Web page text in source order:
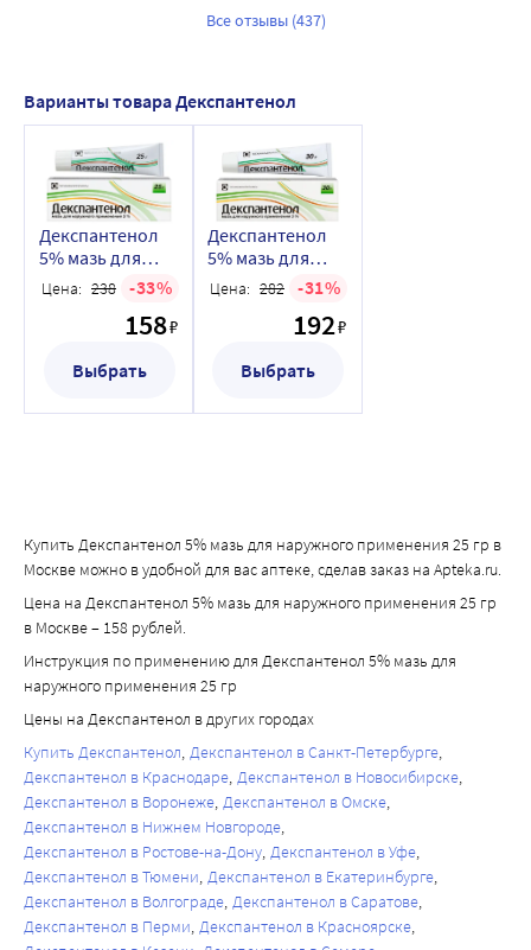
Все отзывы (437)
Варианты товара Декспантенол
Декспантенол
5% мазь для
наружного
применения 25
Цена: 238 33
158₽
Выбрать
Декспантенол
5% мазь для
наружного
применения 30
Цена: 282 31
192₽
Выбрать
Купить Декспантенол 5% мазь для наружного применения 25 гр в
Москве можно в удобной для вас аптеке, сделав заказ на Apteka.ru.
Цена на Декспантенол 5% мазь для наружного применения 25 гр
в Москве – 158 рублей.
Инструкция по применению для Декспантенол 5% мазь для
наружного применения 25 гр
Цены на Декспантенол в других городах
Купить Декспантенол Декспантенол в Санкт-Петербурге
Декспантенол в Краснодаре Декспантенол в Новосибирске
Декспантенол в Воронеже Декспантенол в Омске
Декспантенол в Нижнем Новгороде
Декспантенол в Ростове-на-Дону Декспантенол в Уфе
Декспантенол в Тюмени Декспантенол в Екатеринбурге
Декспантенол в Волгограде Декспантенол в Саратове
Декспантенол в Перми Декспантенол в Красноярске